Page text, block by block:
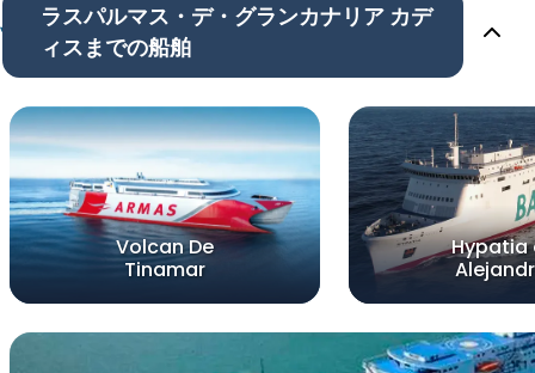
ラスパルマス・デ・グランカナリア カデ
ィスまでの船舶
Volcan De
Tinamar
Hypatia